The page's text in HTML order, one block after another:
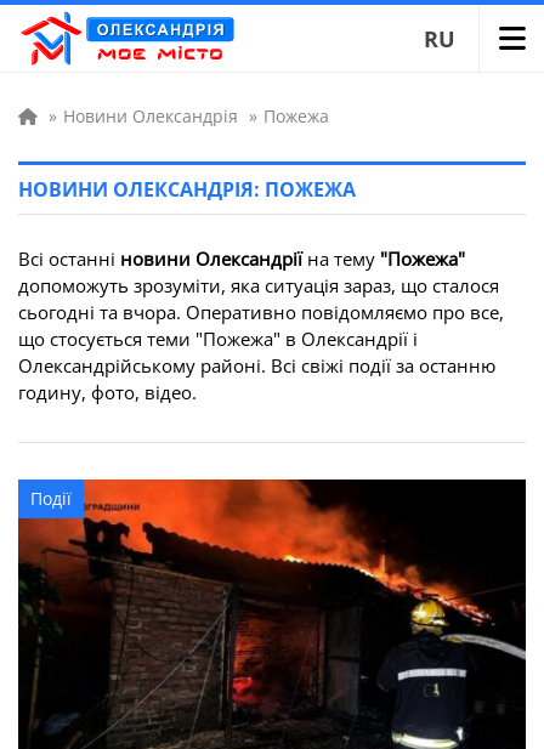
RU
» Новини Олександрія » Пожежа
НОВИНИ ОЛЕКСАНДРІЯ: ПОЖЕЖА
Всі останні новини Олександріїна тему "Пожежа"
допоможуть зрозуміти, яка ситуація зараз, що сталося
сьогодні та вчора. Оперативно повідомляємо про все,
що стосується теми "Пожежа" в Олександрії і
Олександрійському районі. Всі свіжі події за останню
годину, фото, відео.
Події